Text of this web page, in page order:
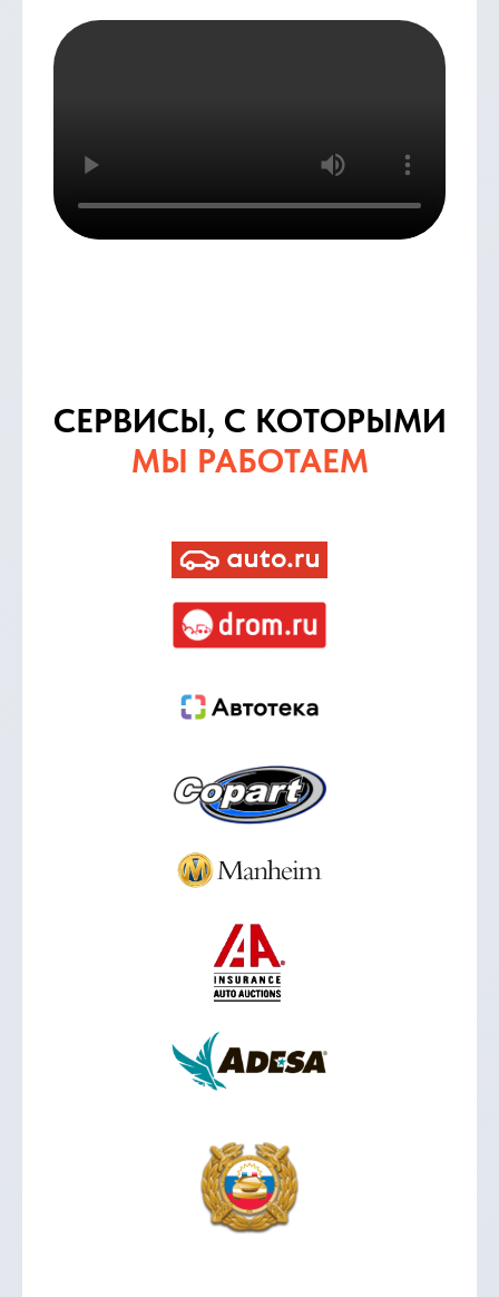
СЕРВИСЫ, С КОТОРЫМИ
МЫ РАБОТАЕМ